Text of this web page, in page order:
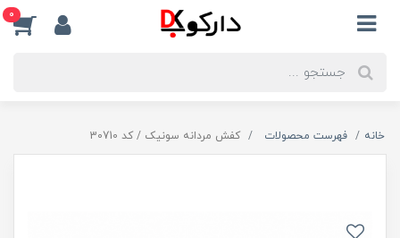
0
خانه فهرست محصولات کفش مردانه سونیک / کد 30710